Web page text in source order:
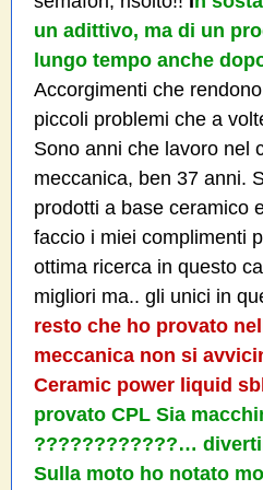
un adittivo, ma di un
lungo tempo anche
Accorgimenti che
piccoli problemi che a
Sono anni che lavoro nel
meccanica, ben 37 anni.
prodotti a base ceramico
faccio i miei complimenti
ottima ricerca in questo
migliori ma.. gli unici in
resto che ho provato
meccanica non si
Ceramic power liquid
provato CPL Sia
????????????…
Sulla moto ho notato